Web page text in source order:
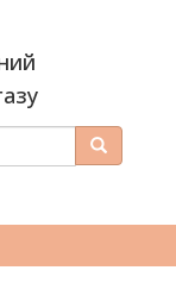
Пошук